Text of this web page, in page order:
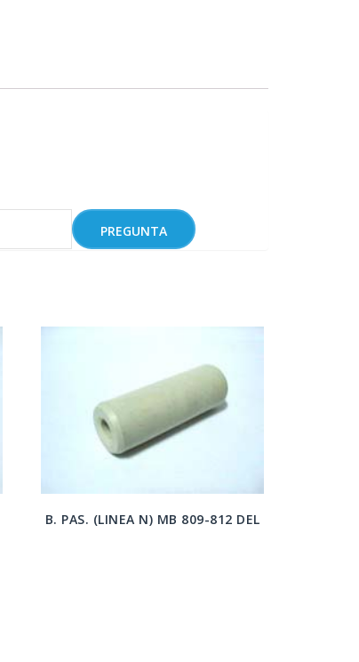
B. PAS. (LINEA N) MB 809-812 DEL